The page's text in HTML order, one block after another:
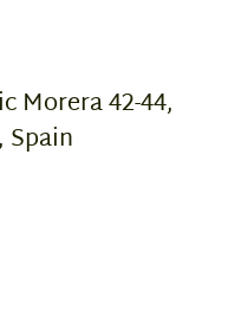
Morera 42-44,
Spain